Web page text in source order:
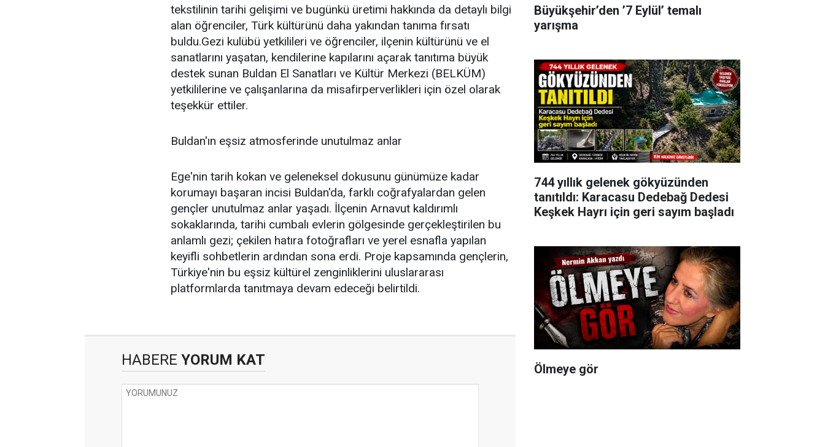
tekstilinin tarihi gelişimi ve bugünkü üretimi hakkında da detaylı bilgi
alan öğrenciler, Türk kültürünü daha yakından tanıma fırsatı
buldu.Gezi kulübü yetkilileri ve öğrenciler, ilçenin kültürünü ve el
sanatlarını yaşatan, kendilerine kapılarını açarak tanıtıma büyük
destek sunan Buldan El Sanatları ve Kültür Merkezi (BELKÜM)
yetkililerine ve çalışanlarına da misafirperverlikleri için özel olarak
teşekkür ettiler.
Buldan'ın eşsiz atmosferinde unutulmaz anlar
Ege'nin tarih kokan ve geleneksel dokusunu günümüze kadar
korumayı başaran incisi Buldan'da, farklı coğrafyalardan gelen
gençler unutulmaz anlar yaşadı. İlçenin Arnavut kaldırımlı
sokaklarında, tarihi cumbalı evlerin gölgesinde gerçekleştirilen bu
anlamlı gezi; çekilen hatıra fotoğrafları ve yerel esnafla yapılan
keyifli sohbetlerin ardından sona erdi. Proje kapsamında gençlerin,
Türkiye'nin bu eşsiz kültürel zenginliklerini uluslararası
platformlarda tanıtmaya devam edeceği belirtildi.
HABERE YORUM KAT
Büyükşehir’den ’7 Eylül’ temalı
yarışma
744 yıllık gelenek gökyüzünden
tanıtıldı: Karacasu Dedebağ Dedesi
Keşkek Hayrı için geri sayım başladı
Ölmeye gör